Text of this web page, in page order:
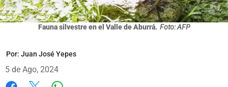
Fauna silvestre en el Valle de Aburrá. Foto: AFP
Por: Juan José Yepes
5 de Ago, 2024